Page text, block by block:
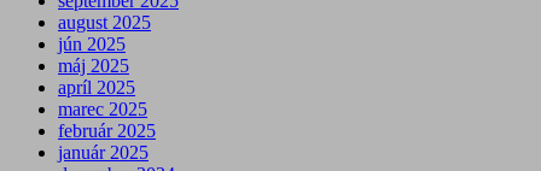
august 2025
jún 2025
máj 2025
apríl 2025
marec 2025
február 2025
január 2025